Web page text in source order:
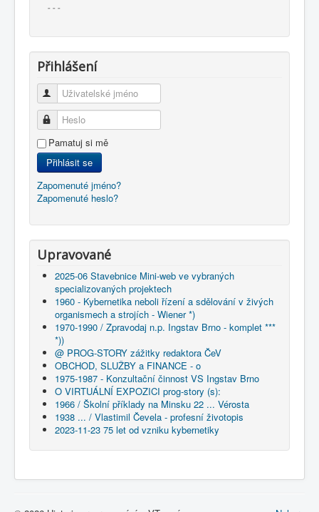
- - -
Přihlášení
Uživatelské jméno
Heslo
Pamatuj si mě
Přihlásit se
Zapomenuté jméno?
Zapomenuté heslo?
Upravované
2025-06 Stavebnice Mini-web ve vybraných
specializovaných projektech
1960 - Kybernetika neboli řízení a sdělování v živých
organismech a strojích - Wiener *)
1970-1990 / Zpravodaj n.p. Ingstav Brno - komplet ***
*))
@ PROG-STORY zážitky redaktora ČeV
OBCHOD, SLUŽBY a FINANCE - o
1975-1987 - Konzultační činnost VS Ingstav Brno
O VIRTUÁLNÍ EXPOZICI prog-story (s):
1966 / Školní příklady na Minsku 22 ... Vérosta
1938 ... / Vlastimil Čevela - profesní životopis
2023-11-23 75 let od vzniku kybernetiky